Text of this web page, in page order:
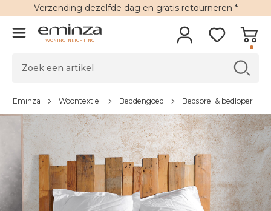
Verzending dezelfde dag en gratis retourneren *
WONINGINRICHTING
Eminza Woontextiel Beddengoed Bedsprei & bedloper